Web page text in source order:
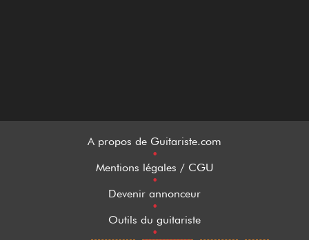
A propos de Guitariste.com
•
Mentions légales / CGU
•
Devenir annonceur
•
Outils du guitariste
•